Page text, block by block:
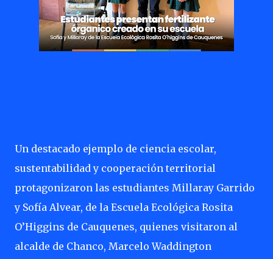
Un destacado ejemplo de ciencia escolar,
sustentabilidad y cooperación territorial
protagonizaron las estudiantes Millaray Garrido
y Sofía Alvear, de la Escuela Ecológica Rosita
O’Higgins de Cauquenes, quienes visitaron al
alcalde de Chanco, Marcelo Waddington